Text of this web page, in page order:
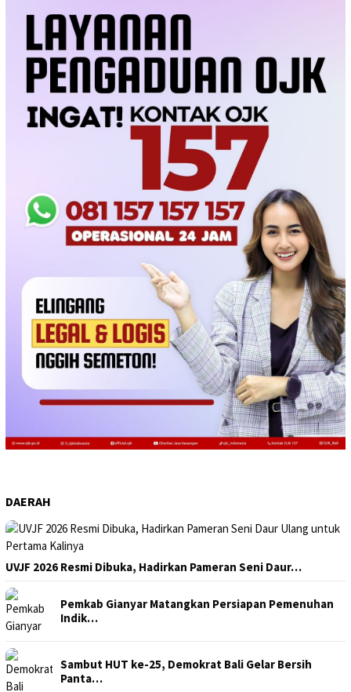
DAERAH
UVJF 2026 Resmi Dibuka, Hadirkan Pameran Seni Daur…
Pemkab Gianyar Matangkan Persiapan Pemenuhan
Indik…
Sambut HUT ke-25, Demokrat Bali Gelar Bersih
Panta…